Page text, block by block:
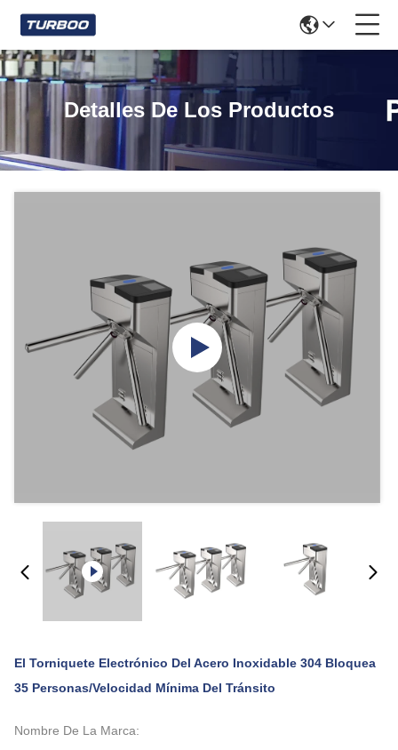
Detalles De Los Productos
El Torniquete Electrónico Del Acero Inoxidable 304 Bloquea
35 Personas/velocidad Mínima Del Tránsito
Nombre De La Marca: